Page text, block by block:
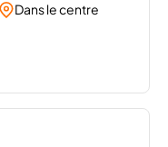
Dans le centre